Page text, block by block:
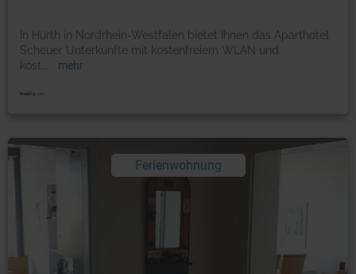
In Hürth in Nordrhein-Westfalen bietet Ihnen das Aparthotel
Scheuer Unterkünfte mit kostenfreiem WLAN und
kost
mehr
Ferienwohnung